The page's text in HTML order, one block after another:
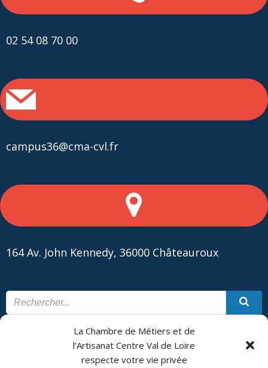
La Chambre de Métiers et de
l’Artisanat Centre Val de Loire
respecte votre vie privée
02 54 08 70 00
campus36@cma-cvl.fr
164 Av. John Kennedy, 36000 Châteauroux
CONTACT PLAN DU SITE
CMA Formation - Châteauroux est géré par la Chambre de